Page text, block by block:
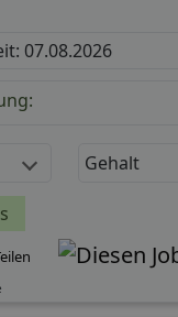
07.08.2026
Gehalt